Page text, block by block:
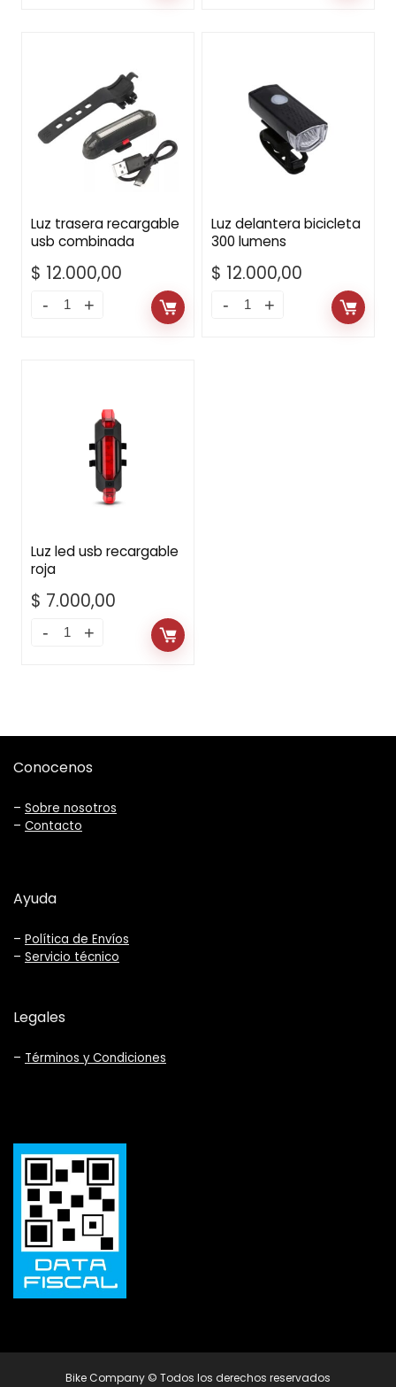
Luz trasera recargable
usb combinada
$ 12.000,00
Luz delantera bicicleta
300 lumens
$ 12.000,00
Luz led usb recargable
roja
$ 7.000,00
Conocenos
– Sobre nosotros
– Contacto
Ayuda
– Política de Envíos
– Servicio técnico
Legales
– Términos y Condiciones
Bike Company © Todos los derechos reservados